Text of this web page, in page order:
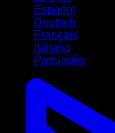
Español
Deutsch
Français
Italiano
Português